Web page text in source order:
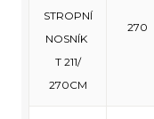
STROPNÍ
NOSNÍK
T 211/
270CM
270